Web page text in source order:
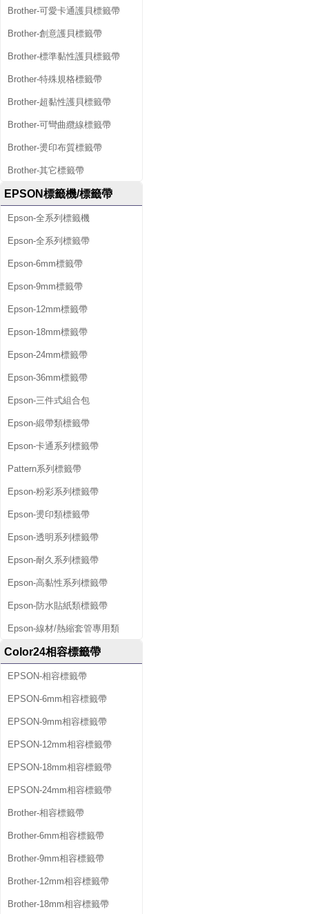
Brother-可愛卡通護貝標籤帶
Brother-創意護貝標籤帶
Brother-標準黏性護貝標籤帶
Brother-特殊規格標籤帶
Brother-超黏性護貝標籤帶
Brother-可彎曲纜線標籤帶
Brother-燙印布質標籤帶
Brother-其它標籤帶
EPSON標籤機/標籤帶
Epson-全系列標籤機
Epson-全系列標籤帶
Epson-6mm標籤帶
Epson-9mm標籤帶
Epson-12mm標籤帶
Epson-18mm標籤帶
Epson-24mm標籤帶
Epson-36mm標籤帶
Epson-三件式組合包
Epson-緞帶類標籤帶
Epson-卡通系列標籤帶
Pattern系列標籤帶
Epson-粉彩系列標籤帶
Epson-燙印類標籤帶
Epson-透明系列標籤帶
Epson-耐久系列標籤帶
Epson-高黏性系列標籤帶
Epson-防水貼紙類標籤帶
Epson-線材/熱縮套管專用類
Color24相容標籤帶
EPSON-相容標籤帶
EPSON-6mm相容標籤帶
EPSON-9mm相容標籤帶
EPSON-12mm相容標籤帶
EPSON-18mm相容標籤帶
EPSON-24mm相容標籤帶
Brother-相容標籤帶
Brother-6mm相容標籤帶
Brother-9mm相容標籤帶
Brother-12mm相容標籤帶
Brother-18mm相容標籤帶